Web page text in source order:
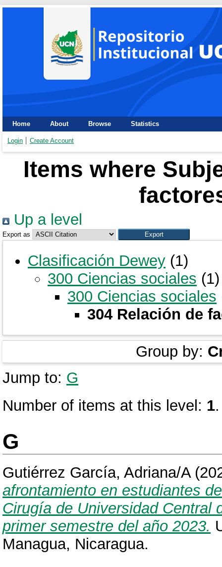
Home About Browse Statistics
Login Create Account
Items where
Up a level
Export as
Clasificación Dewey (1)
300 Ciencias sociales (1)
300 Ciencias sociales
304 Relación de
Group by:
Jump to: G
Number of items at this level: 1.
G
Gutiérrez García, Adriana/A
afrontamiento en estudiantes
Cirugía de Universidad Central
primer semestre del año 2023.
Managua, Nicaragua.